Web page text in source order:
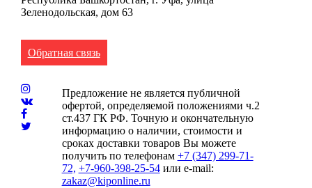
Зеленодольская, дом 63
Обратная связь
Предложение не является публичной
офертой, определяемой положениями ч.2
ст.437 ГК РФ. Точную и окончательную
информацию о наличии, стоимости и
сроках доставки товаров Вы можете
получить по телефонам +7 (347) 299-71-
72, +7-960-398-25-54или e-mail:
zakaz@kiponline.ru